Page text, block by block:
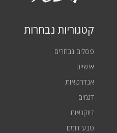
קטגוריות נבחרות
פסלים נבחרים
אישיים
אנדרטאות
דגמים
דיוקנאות
טבע דומם